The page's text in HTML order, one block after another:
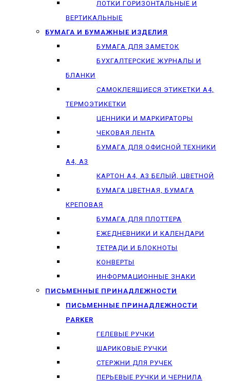
ЛОТКИ ГОРИЗОНТАЛЬНЫЕ И
ВЕРТИКАЛЬНЫЕ
БУМАГА И БУМАЖНЫЕ ИЗДЕЛИЯ
БУМАГА ДЛЯ ЗАМЕТОК
БУХГАЛТЕРСКИЕ ЖУРНАЛЫ И
БЛАНКИ
САМОКЛЕЯЩИЕСЯ ЭТИКЕТКИ А4,
ТЕРМОЭТИКЕТКИ
ЦЕННИКИ И МАРКИРАТОРЫ
ЧЕКОВАЯ ЛЕНТА
БУМАГА ДЛЯ ОФИСНОЙ ТЕХНИКИ
А4, А3
КАРТОН А4, А3 БЕЛЫЙ, ЦВЕТНОЙ
БУМАГА ЦВЕТНАЯ, БУМАГА
КРЕПОВАЯ
БУМАГА ДЛЯ ПЛОТТЕРА
ЕЖЕДНЕВНИКИ И КАЛЕНДАРИ
ТЕТРАДИ И БЛОКНОТЫ
КОНВЕРТЫ
ИНФОРМАЦИОННЫЕ ЗНАКИ
ПИСЬМЕННЫЕ ПРИНАДЛЕЖНОСТИ
ПИСЬМЕННЫЕ ПРИНАДЛЕЖНОСТИ
PARKER
ГЕЛЕВЫЕ РУЧКИ
ШАРИКОВЫЕ РУЧКИ
СТЕРЖНИ ДЛЯ РУЧЕК
ПЕРЬЕВЫЕ РУЧКИ И ЧЕРНИЛА